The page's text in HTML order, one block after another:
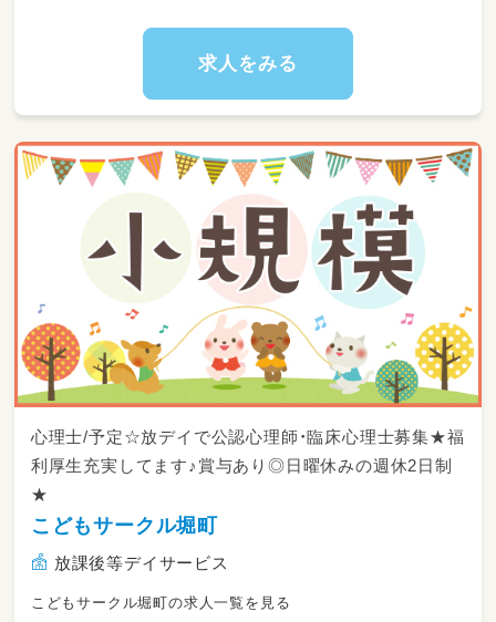
ブランクのある方も安心のフォロー体制あり！
求人をみる
心理士/予定☆放デイで公認心理師・臨床心理士募集★福
利厚生充実してます♪賞与あり◎日曜休みの週休2日制
★
こどもサークル堀町
放課後等デイサービス
こどもサークル堀町の求人一覧を見る